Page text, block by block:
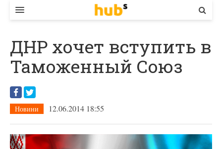
ЕКОНОМІКА
БІЗНЕС
СТАРТЕР
КОНТАКТИ
ДНР хочет вступить в
Таможенный Союз
Новини 12.06.2014 18:55